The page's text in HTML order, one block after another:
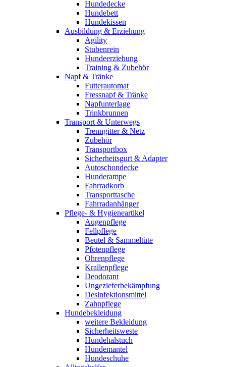
Hundedecke
Hundebett
Hundekissen
Ausbildung & Erziehung
Agility
Stubenrein
Hundeerziehung
Training & Zubehör
Napf & Tränke
Futterautomat
Fressnapf & Tränke
Napfunterlage
Trinkbrunnen
Transport & Unterwegs
Trenngitter & Netz
Zubehör
Transportbox
Sicherheitsgurt & Adapter
Autoschondecke
Hunderampe
Fahrradkorb
Transporttasche
Fahrradanhänger
Pflege- & Hygieneartikel
Augenpflege
Fellpflege
Beutel & Sammeltüte
Pfotenpflege
Ohrenpflege
Krallenpflege
Deodorant
Ungezieferbekämpfung
Desinfektionsmittel
Zahnpflege
Hundebekleidung
weitere Bekleidung
Sicherheitsweste
Hundehalstuch
Hundemantel
Hundeschuhe